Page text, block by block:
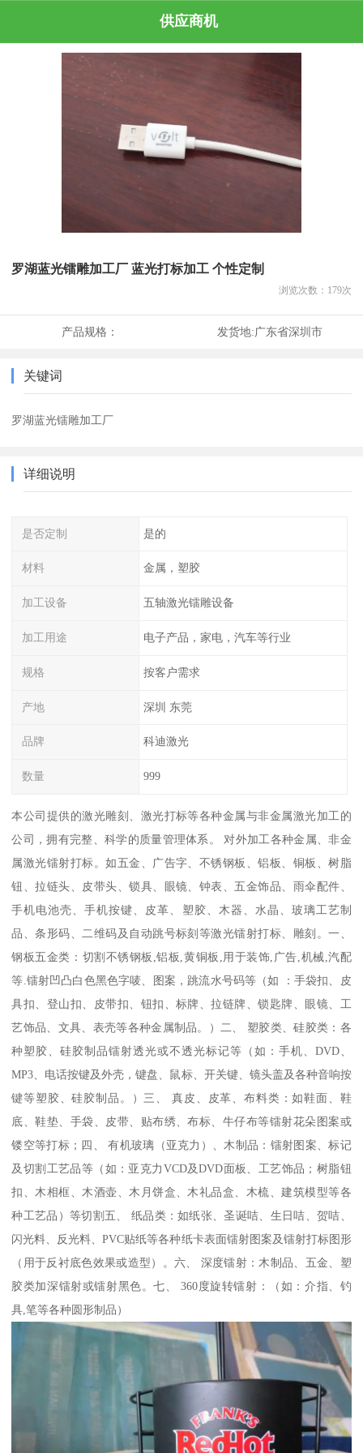
供应商机
罗湖蓝光镭雕加工厂 蓝光打标加工 个性定制
浏览次数： 179次
产品规格： 发货地:广东省深圳市
关键词
罗湖蓝光镭雕加工厂
详细说明
是否定制 是的
材料 金属，塑胶
加工设备 五轴激光镭雕设备
加工用途 电子产品，家电，汽车等行业
规格 按客户需求
产地 深圳 东莞
品牌 科迪激光
数量 999
本公司提供的激光雕刻、激光打标等各种金属与非金属激光加工的
公司，拥有完整、科学的质量管理体系。 对外加工各种金属、非金
属激光镭射打标。如五金、广告字、不锈钢板、铝板、铜板、树脂
钮、拉链头、皮带头、锁具、眼镜、钟表、五金饰品、雨伞配件、
手机电池壳、手机按键、皮革、塑胶、木器、水晶、玻璃工艺制
品、条形码、二维码及自动跳号标刻等激光镭射打标、雕刻。一、
钢板五金类：切割不锈钢板,铝板,黄铜板,用于装饰,广告,机械,汽配
等.镭射凹凸白色黑色字唛、图案，跳流水号码等（如 ：手袋扣、皮
具扣、登山扣、皮带扣、钮扣、标牌、拉链牌、锁匙牌、眼镜、工
艺饰品、文具、表壳等各种金属制品。）二、 塑胶类、硅胶类：各
种塑胶、硅胶制品镭射透光或不透光标记等（如：手机、DVD、
MP3、电话按键及外壳，键盘、鼠标、开关键、镜头盖及各种音响按
键等塑胶、硅胶制品。）三、 真皮、皮革、布料类：如鞋面、鞋
底、鞋垫、手袋、皮带、贴布绣、布标、牛仔布等镭射花朵图案或
镂空等打标；四、 有机玻璃（亚克力）、木制品：镭射图案、标记
及切割工艺品等（如：亚克力VCD及DVD面板、工艺饰品；树脂钮
扣、木相框、木酒壶、木月饼盒、木礼品盒、木梳、建筑模型等各
种工艺品）等切割五、 纸品类：如纸张、圣诞咭、生日咭、贺咭、
闪光料、反光料、PVC贴纸等各种纸卡表面镭射图案及镭射打标图形
（用于反衬底色效果或造型）。六、 深度镭射：木制品、五金、塑
胶类加深镭射或镭射黑色。七、 360度旋转镭射：（如：介指、钓
具,笔等各种圆形制品）